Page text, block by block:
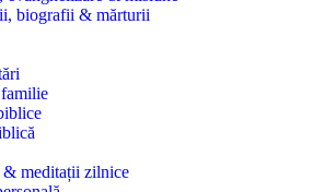
biografii & mărturii
meditații zilnice